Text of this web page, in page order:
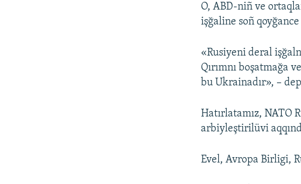
O, ABD-niñ ve
işğaline soñ
«Rusiyeni deral
Qırımnı boşatmağa
bu Ukrainadır», –
Hatırlatamız, NATO
arbiyleştirilüvi
Evel, Avropa Birligi,